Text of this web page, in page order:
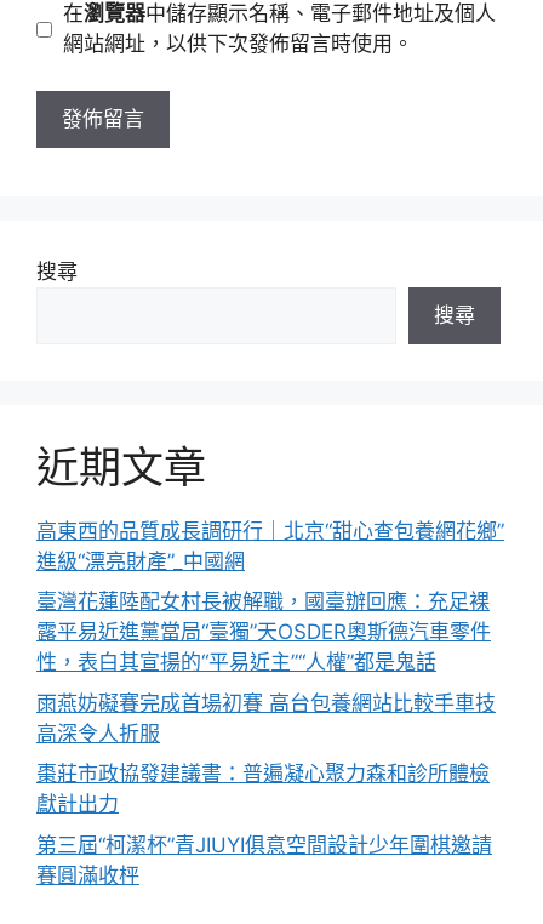
址
站
址
在瀏覽器中儲存顯示名稱、電子郵件地址及個人
網站網址，以供下次發佈留言時使用。
搜尋
搜尋
近期文章
高東西的品質成長調研行｜北京“甜心查包養網花鄉”
進級“漂亮財產”_中國網
臺灣花蓮陸配女村長被解職，國臺辦回應：充足裸
露平易近進黨當局“臺獨”天OSDER奧斯德汽車零件
性，表白其宣揚的“平易近主”“人權”都是鬼話
雨燕妨礙賽完成首場初賽 高台包養網站比較手車技
高深令人折服
棗莊市政協發建議書：普遍凝心聚力森和診所體檢
獻計出力
第三屆“柯潔杯”青JIUYI俱意空間設計少年圍棋邀請
賽圓滿收枰